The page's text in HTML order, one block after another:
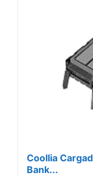
Coollia
Bank...